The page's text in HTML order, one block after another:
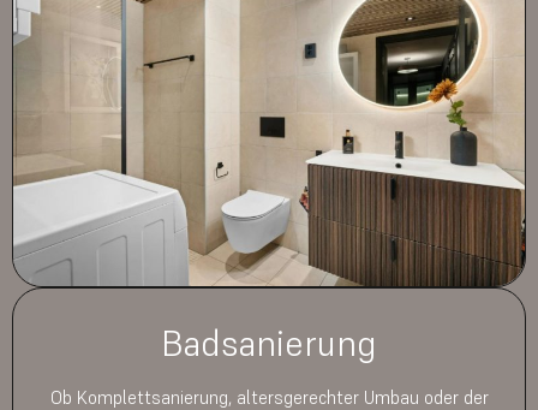
Badsanierung
Ob Komplettsanierung, altersgerechter Umbau oder der